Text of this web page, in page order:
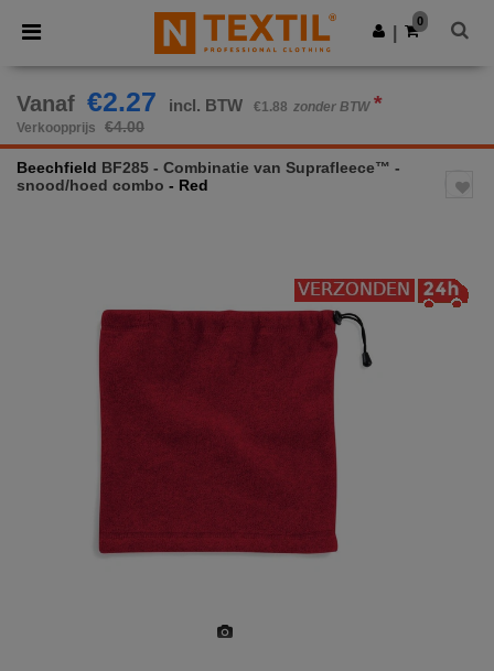
× Ntextil-app
Betere prijzen in de app!
Download app
0
Vanaf €2.27 incl. BTW €1.88 zonder BTW *
Verkoopprijs €4.00
Beechfield BF285 - Combinatie van Suprafleece™ -
snood/hoed combo - Red